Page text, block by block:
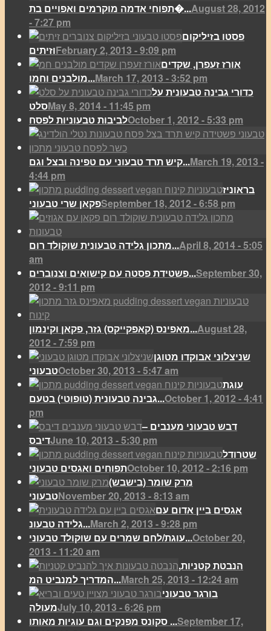
תפוחי אדמה מוקרמים ואפויים בת�...August 28, 2012
- 7:27 pm
פסטו בזיליקום
וזיתיםFebruary 2, 2013 - 9:09 pm
אורז זעפרן, שקדים
מולבנים וחמו...March 17, 2013 - 3:52 pm
כדורי גבינה טבעונית על
סלטMay 8, 2014 - 11:45 pm
לביבות טבעוניות לפסחOctober 1, 2012 - 5:33 pm
קיש תרד טבעוני עם טפינה ובצל וגם...March 19, 2013 -
4:44 pm
בראוניז
פקאן שרי טבעוניSeptember 18, 2012 - 6:58 pm
מתכון גלידה טבעונית שוקולד רום...April 8, 2014 - 5:05
am
פשטידת פסטה עם קישואים וצנוברים...September 30,
2012 - 9:11 pm
מאפינס (קאפקייקס) גזר, פקאן וקינמון...August 28,
2012 - 7:59 pm
שניצלוני אבוקדו מטוגן
טבעוניOctober 30, 2013 - 5:47 am
עוגת
גבינה טבעונית (טופוטי) בטעם...October 1, 2012 - 4:41
pm
דבש טבעוני מענבים –
דיבסJune 10, 2013 - 5:30 pm
שטרודל
תפוחים ואגסים טבעוניOctober 10, 2012 - 2:16 pm
מרק שומר (בישבש)
טבעוניNovember 20, 2013 - 8:13 am
אגסים ביין אדום עם
גלידה טבעונ...March 2, 2013 - 9:28 pm
עוגת/לחם שמרים עם שוקולד טבעוני...October 20,
2013 - 11:20 am
הנבטת קטניות,
המדריך למנביט המ...March 25, 2013 - 12:24 am
בורגר טבעוני
מעולהJuly 10, 2013 - 6:26 pm
סקונס מפנקים וגם עוגיות מאותו ...September 17,